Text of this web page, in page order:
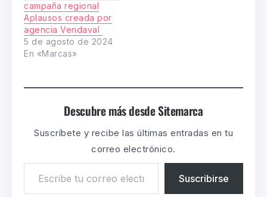
campaña regional
Aplausos creada por
agencia Vendaval
5 de agosto de 2024
En «Marcas»
Descubre más desde Sitemarca
Suscríbete y recibe las últimas entradas en tu
correo electrónico.
Suscribirse